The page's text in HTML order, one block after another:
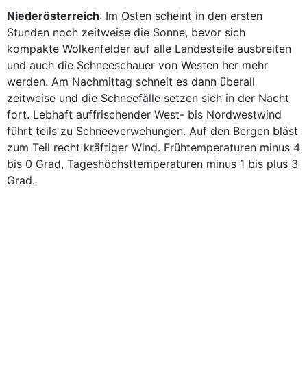
Niederösterreich: Im Osten scheint in den ersten
Stunden noch zeitweise die Sonne, bevor sich
kompakte Wolkenfelder auf alle Landesteile ausbreiten
und auch die Schneeschauer von Westen her mehr
werden. Am Nachmittag schneit es dann überall
zeitweise und die Schneefälle setzen sich in der Nacht
fort. Lebhaft auffrischender West- bis Nordwestwind
führt teils zu Schneeverwehungen. Auf den Bergen bläst
zum Teil recht kräftiger Wind. Frühtemperaturen minus 4
bis 0 Grad, Tageshöchsttemperaturen minus 1 bis plus 3
Grad.